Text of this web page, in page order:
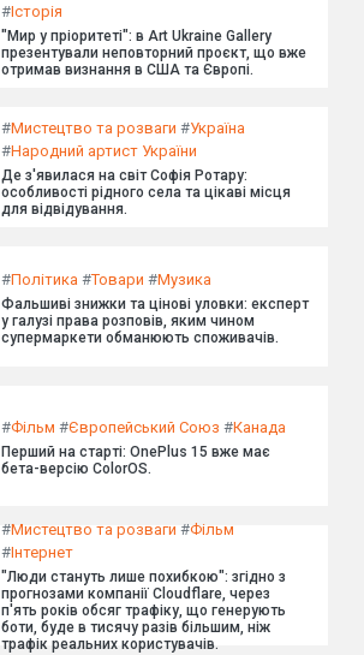
#Історія
"Мир у пріоритеті": в Art Ukraine Gallery
презентували неповторний проєкт, що вже
отримав визнання в США та Європі.
#Мистецтво та розваги #Україна
#Народний артист України
Де з'явилася на світ Софія Ротару:
особливості рідного села та цікаві місця
для відвідування.
#Політика #Товари #Музика
Фальшиві знижки та цінові уловки: експерт
у галузі права розповів, яким чином
супермаркети обманюють споживачів.
#Фільм #Європейський Союз #Канада
Перший на старті: OnePlus 15 вже має
бета-версію ColorOS.
#Мистецтво та розваги #Фільм
#Інтернет
"Люди стануть лише похибкою": згідно з
прогнозами компанії Cloudflare, через
п'ять років обсяг трафіку, що генерують
боти, буде в тисячу разів більшим, ніж
трафік реальних користувачів.